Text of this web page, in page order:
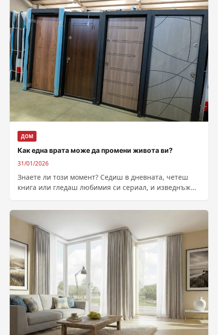
ДОМ
Как една врата може да промени живота ви?
31/01/2026
Знаете ли този момент? Седиш в дневната, четеш
книга или гледаш любимия си сериал, и изведнъж…